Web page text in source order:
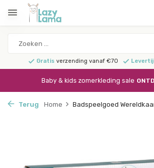
Gratis verzending vanaf €70
Baby & kids zomerkleding sale
Terug Home Badspeelgoed